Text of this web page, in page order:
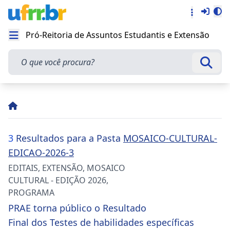
Abrir menu
Pró-Reitoria de Assuntos Estudantis e Extensão
O que você procura?
3 Resultados para a Pasta MOSAICO-CULTURAL-
EDICAO-2026-3
EDITAIS, EXTENSÃO, MOSAICO
CULTURAL - EDIÇÃO 2026,
PROGRAMA
PRAE torna público o Resultado
Final dos Testes de habilidades específicas